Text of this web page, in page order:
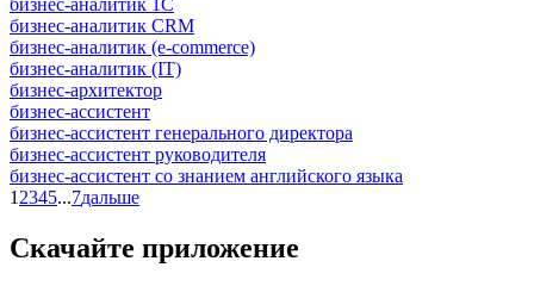
бизнес-аналитик CRM
бизнес-аналитик (e-commerce)
бизнес-аналитик (IT)
бизнес-архитектор
бизнес-ассистент
бизнес-ассистент генерального директора
бизнес-ассистент руководителя
бизнес-ассистент со знанием английского языка
1 2345...7дальше
Скачайте приложение